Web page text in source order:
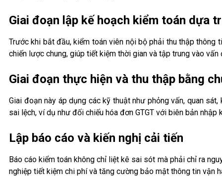
Giai đoạn lập kế hoạch kiểm toán dựa
Trước khi bắt đầu, kiểm toán viên nội bộ phải thu thập
chiến lược chung, giúp tiết kiệm thời gian và tập trung vào vấn
Giai đoạn thực hiện và thu thập bằng
Giai đoạn này áp dụng các kỹ thuật như phỏng vấn, quan
sai lệch, ví dụ như đối chiếu hóa đơn GTGT với biên bản nhập
Lập báo cáo và kiến nghị cải tiến
Báo cáo kiểm toán không chỉ liệt kê sai sót mà phải chỉ ra
nghiệp tiết kiệm chi phí và tăng cường bảo mật thông tin vận